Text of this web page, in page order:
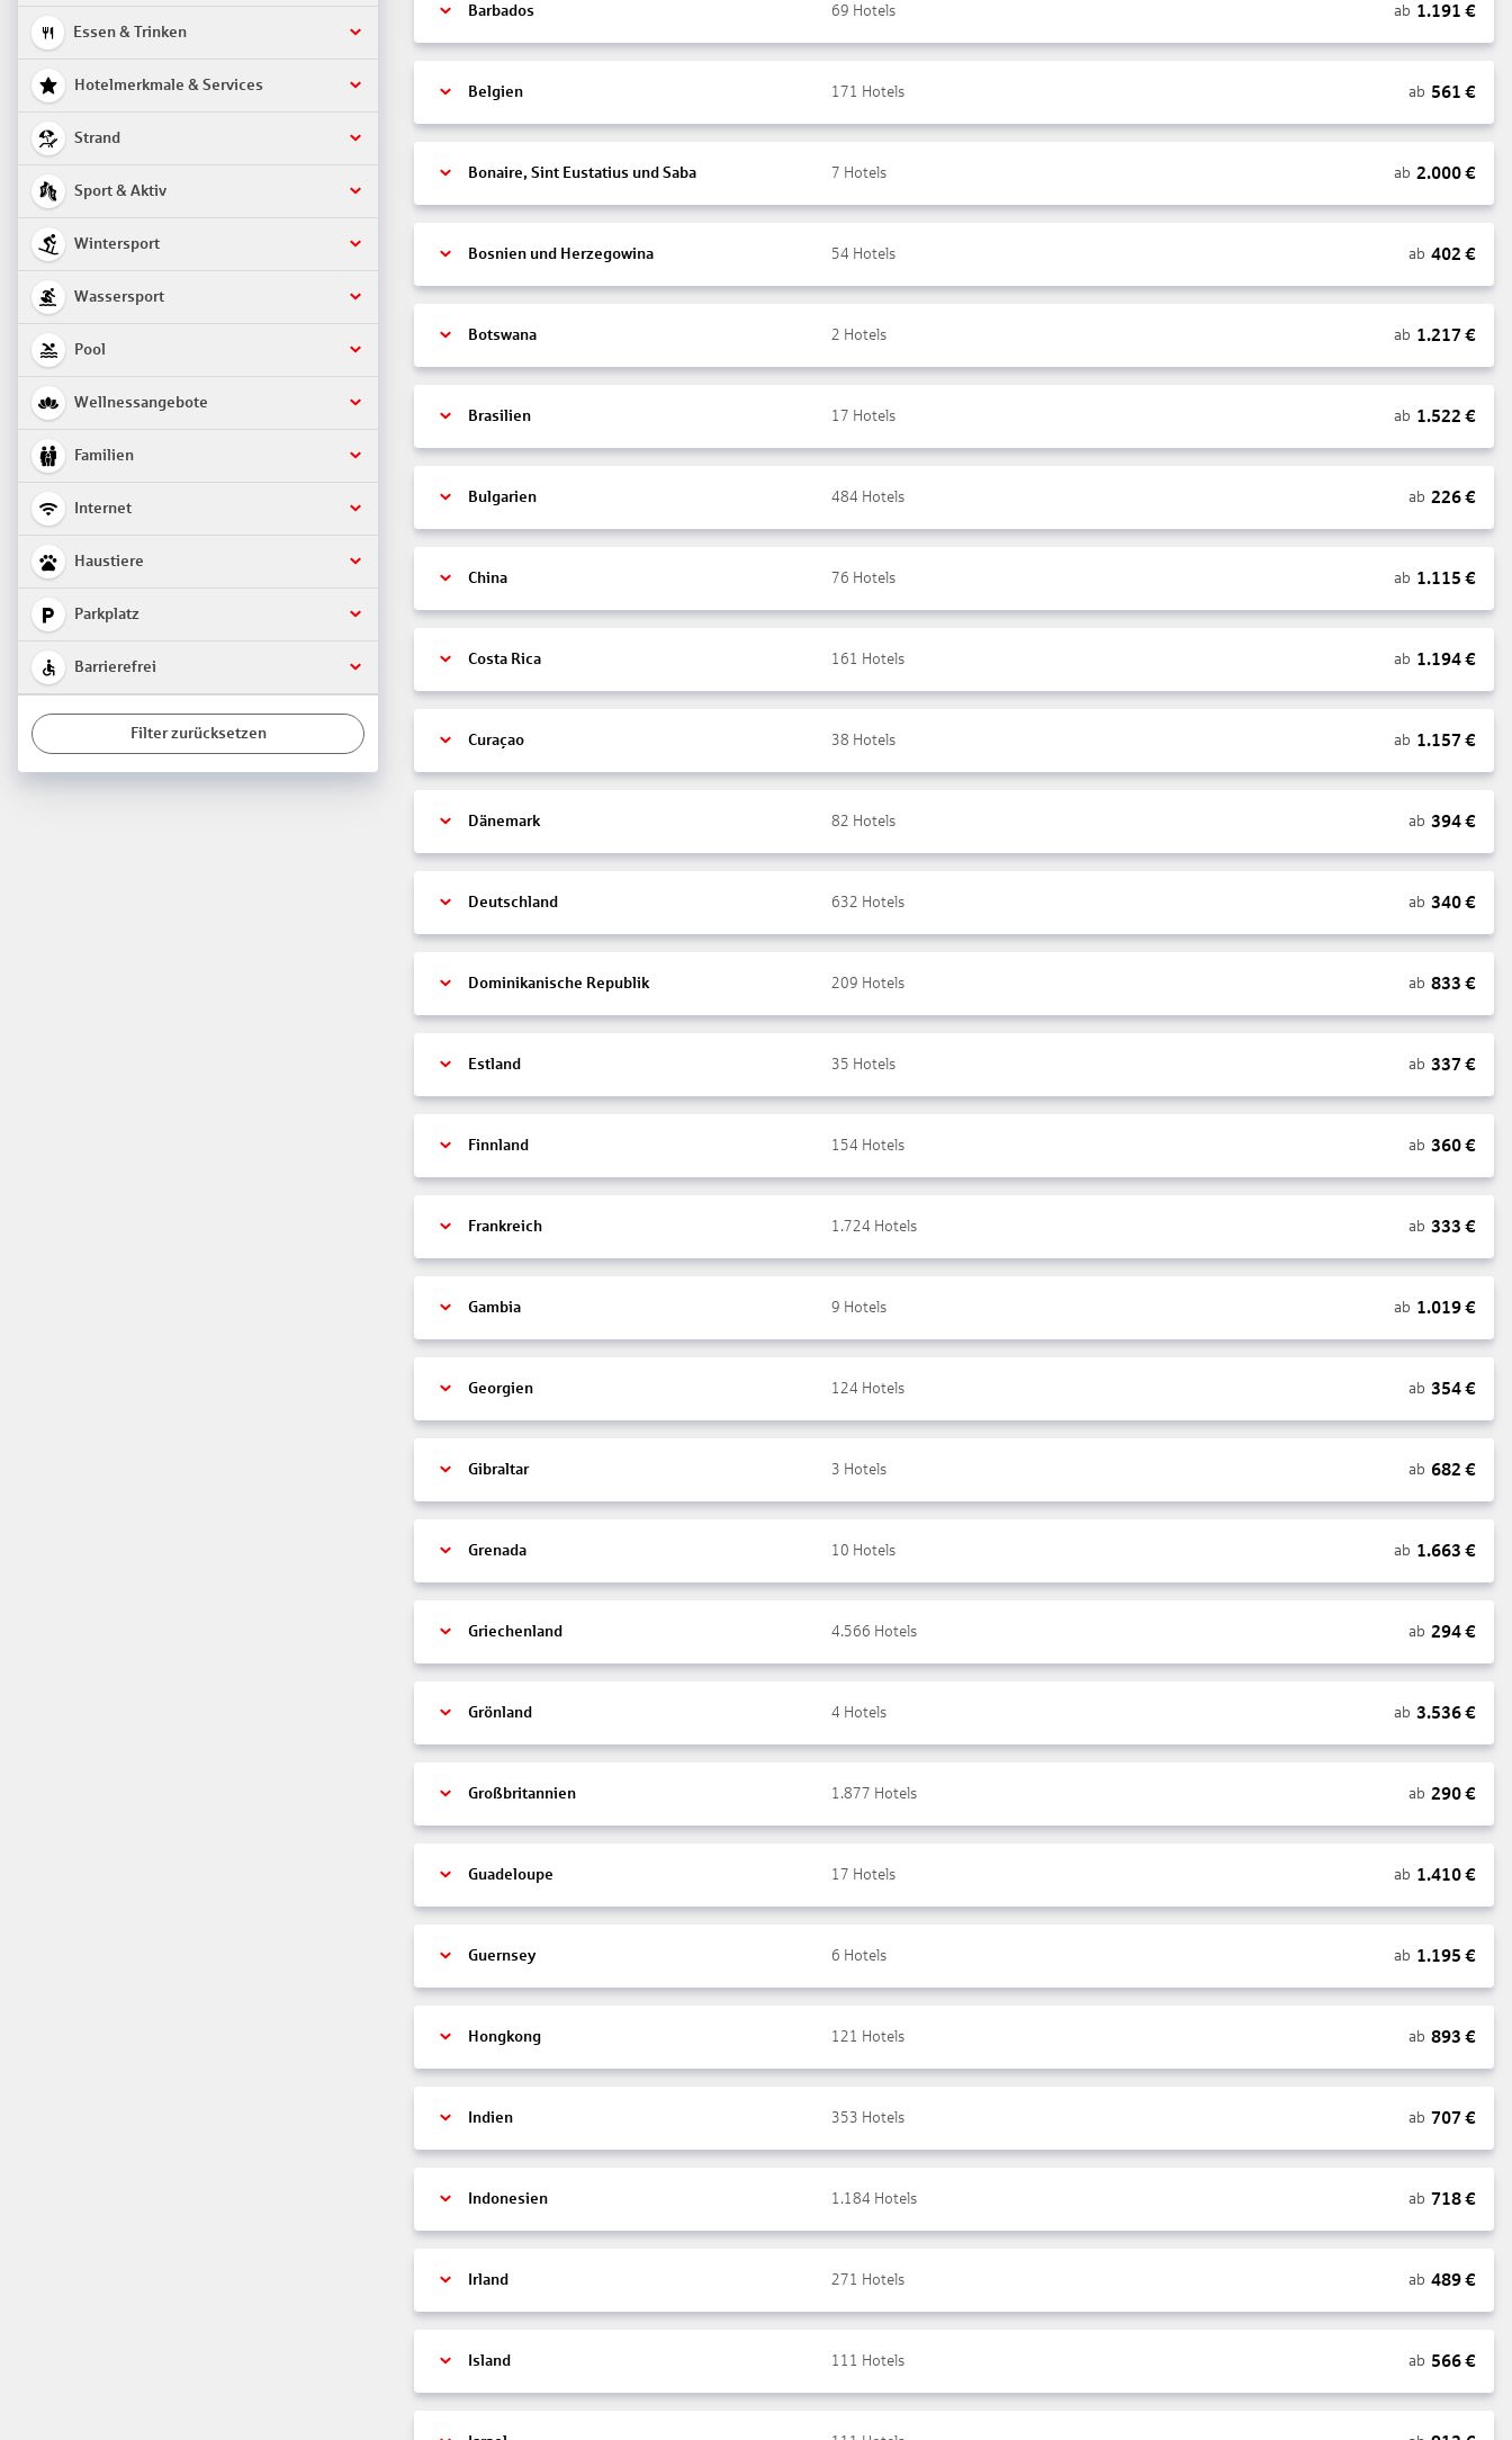
Essen & Trinken
Hotelmerkmale & Services
Strand
Sport & Aktiv
Wintersport
Wassersport
Pool
Wellnessangebote
Familien
Internet
Haustiere
Parkplatz
Barrierefrei
Filter zurücksetzen
Barbados 69 Hotels ab 1.191 €
Belgien 171 Hotels ab 561 €
Bonaire, Sint Eustatius und Saba 7 Hotels ab 2.000€
Bosnien und Herzegowina 54 Hotels ab 402 €
Botswana 2 Hotels ab 1.217 €
Brasilien 17 Hotels ab 1.522 €
Bulgarien 484 Hotels ab 226€
China 76 Hotels ab 1.115 €
Costa Rica 161 Hotels ab 1.194€
Curaçao 38 Hotels ab 1.157 €
Dänemark 82 Hotels ab 394€
Deutschland 632 Hotels ab 340€
Dominikanische Republik 209 Hotels ab 833 €
Estland 35 Hotels ab 337 €
Finnland 154 Hotels ab 360€
Frankreich 1.724 Hotels ab 333 €
Gambia 9 Hotels ab 1.019€
Georgien 124 Hotels ab 354€
Gibraltar 3 Hotels ab 682 €
Grenada 10 Hotels ab 1.663 €
Griechenland 4.566 Hotels ab 294€
Grönland 4 Hotels ab 3.536€
Großbritannien 1.877 Hotels ab 290€
Guadeloupe 17 Hotels ab 1.410€
Guernsey 6 Hotels ab 1.195 €
Hongkong 121 Hotels ab 893 €
Indien 353 Hotels ab 707 €
Indonesien 1.184 Hotels ab 718€
Irland 271 Hotels ab 489€
Island 111 Hotels ab 566€